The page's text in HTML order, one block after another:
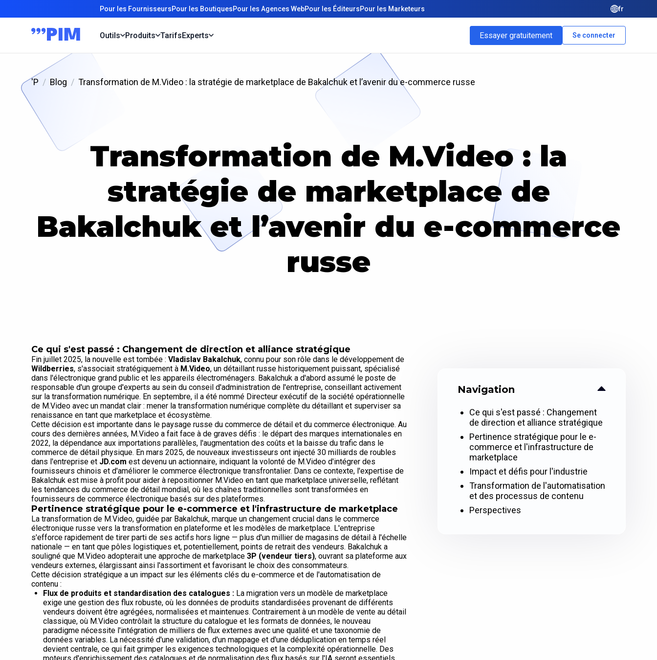
Pour les FournisseursPour les BoutiquesPour les Agences WebPour les ÉditeursPour les Marketeurs fr
Outils Produits TarifsExperts Essayer gratuitement Se connecter
'P Blog Transformation de M.Video : la stratégie de marketplace de Bakalchuk et l’avenir du e-commerce russe
Transformation de M.Video : la
stratégie de marketplace de
Bakalchuk et l’avenir du e-commerce
russe
Ce qui s'est passé : Changement de direction et alliance stratégique
Fin juillet 2025, la nouvelle est tombée : Vladislav Bakalchuk, connu pour son rôle dans le développement de
Wildberries, s'associait stratégiquement à M.Video, un détaillant russe historiquement puissant, spécialisé
dans l'électronique grand public et les appareils électroménagers. Bakalchuk a d'abord assumé le poste de
responsable d'un groupe d'experts au sein du conseil d'administration de l'entreprise, conseillant activement
sur la transformation numérique. En septembre, il a été nommé Directeur exécutif de la société opérationnelle
de M.Video avec un mandat clair : mener la transformation numérique complète du détaillant et superviser sa
renaissance en tant que marketplace et écosystème.
Cette décision est importante dans le paysage russe du commerce de détail et du commerce électronique. Au
cours des dernières années, M.Video a fait face à de graves défis : le départ des marques internationales en
2022, la dépendance aux importations parallèles, l'augmentation des coûts et la baisse du trafic dans le
commerce de détail physique. En mars 2025, de nouveaux investisseurs ont injecté 30 milliards de roubles
dans l'entreprise et JD.com est devenu un actionnaire, indiquant la volonté de M.Video d'intégrer des
fournisseurs chinois et d'améliorer le commerce électronique transfrontalier. Dans ce contexte, l'expertise de
Bakalchuk est mise à profit pour aider à repositionner M.Video en tant que marketplace universelle, reflétant
les tendances du commerce de détail mondial, où les chaînes traditionnelles sont transformées en
fournisseurs de commerce électronique basés sur des plateformes.
Pertinence stratégique pour le e-commerce et l'infrastructure de marketplace
La transformation de M.Video, guidée par Bakalchuk, marque un changement crucial dans le commerce
électronique russe vers la transformation en plateforme et les modèles de marketplace. L'entreprise
s'efforce rapidement de tirer parti de ses actifs hors ligne — plus d'un millier de magasins de détail à l'échelle
nationale — en tant que pôles logistiques et, potentiellement, points de retrait des vendeurs. Bakalchuk a
souligné que M.Video adopterait une approche de marketplace 3P (vendeur tiers), ouvrant sa plateforme aux
vendeurs externes, élargissant ainsi l'assortiment et favorisant le choix des consommateurs.
Cette décision stratégique a un impact sur les éléments clés du e-commerce et de l'automatisation de
contenu :
Flux de produits et standardisation des catalogues : La migration vers un modèle de marketplace
exige une gestion des flux robuste, où les données de produits standardisées provenant de différents
vendeurs doivent être agrégées, normalisées et maintenues. Contrairement à un modèle de vente au détail
classique, où M.Video contrôlait la structure du catalogue et les formats de données, le nouveau
paradigme nécessite l'intégration de milliers de flux externes avec une qualité et une taxonomie de
données variables. La nécessité d'une validation, d'un mappage et d'une déduplication en temps réel
devient centrale, ce qui fait grimper les exigences technologiques et la complexité opérationnelle. Des
Navigation
Ce qui s'est passé : Changement
de direction et alliance stratégique
Pertinence stratégique pour le e-
commerce et l'infrastructure de
marketplace
Impact et défis pour l'industrie
Transformation de l'automatisation
et des processus de contenu
Perspectives